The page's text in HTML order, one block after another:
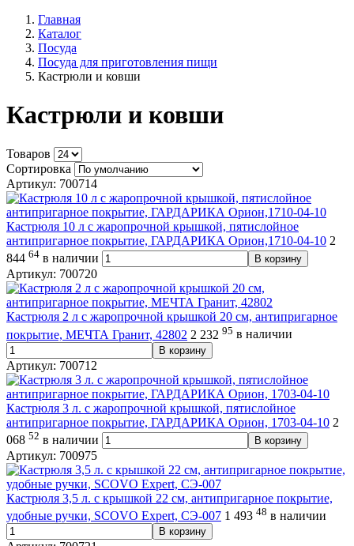
Главная
Каталог
Посуда
Посуда для приготовления пищи
Кастрюли и ковши
Кастрюли и ковши
Товаров
Сортировка
Артикул: 700714
Кастрюля 10 л с жаропрочной крышкой, пятислойное
антипригарное покрытие, ГАРДАРИКА Орион,1710-04-10 2
844 64 в наличии В корзину
Артикул: 700720
Кастрюля 2 л с жаропрочной крышкой 20 см, антипригарное
покрытие, МЕЧТА Гранит, 42802 2 232 95 в наличии
В корзину
Артикул: 700712
Кастрюля 3 л. с жаропрочной крышкой, пятислойное
антипригарное покрытие, ГАРДАРИКА Орион, 1703-04-10 2
068 52 в наличии В корзину
Артикул: 700975
Кастрюля 3,5 л. с крышкой 22 см, антипригарное покрытие,
удобные ручки, SCOVO Expert, СЭ-007 1 493 48 в наличии
В корзину